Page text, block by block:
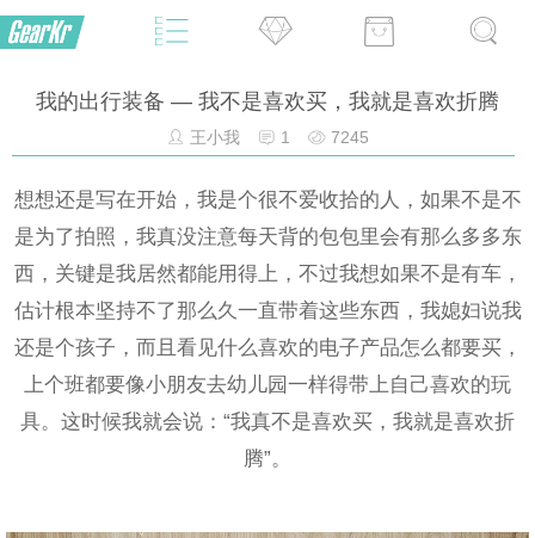
我的出行装备 — 我不是喜欢买，我就是喜欢折腾
王小我 1 7245
想想还是写在开始，我是个很不爱收拾的人，如果不是不
是为了拍照，我真没注意每天背的包包里会有那么多多东
西，关键是我居然都能用得上，不过我想如果不是有车，
估计根本坚持不了那么久一直带着这些东西，我媳妇说我
还是个孩子，而且看见什么喜欢的电子产品怎么都要买，
上个班都要像小朋友去幼儿园一样得带上自己喜欢的玩
具。这时候我就会说：“我真不是喜欢买，我就是喜欢折
腾”。